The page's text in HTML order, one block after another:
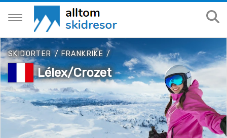
SKIDORTER / FRANKRIKE /
Lélex/Crozet